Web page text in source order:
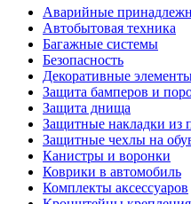
Аварийные
Автобытовая техника
Багажные системы
Безопасность
Декоративные
Защита бамперов и
Защита днища
Защитные накладки из
Защитные чехлы на
Канистры и воронки
Коврики в автомобиль
Комплекты аксессуаров